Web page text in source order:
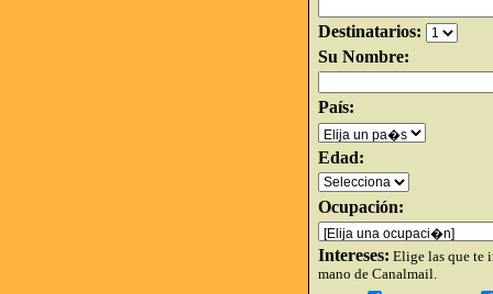
Destinatarios:
Su Nombre:
País:
Edad:
Ocupación:
Intereses: Elige las que te
mano de Canalmail.